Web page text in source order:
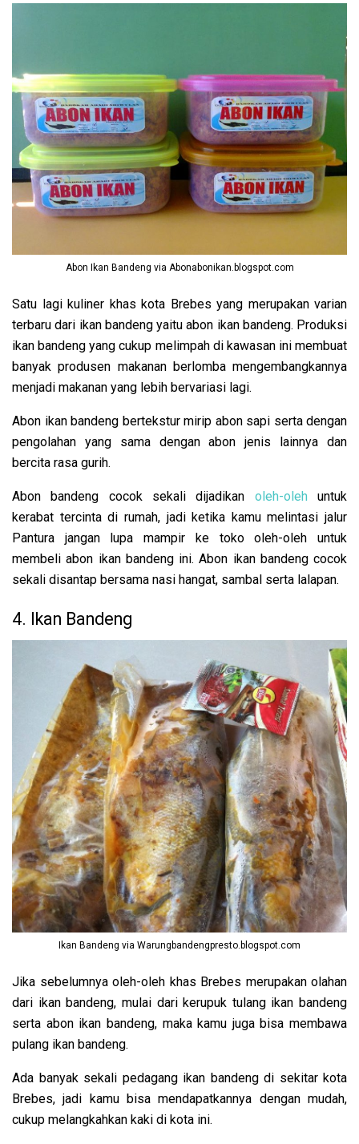
Abon Ikan Bandeng via Abonabonikan.blogspot.com
Satu lagi kuliner khas kota Brebes yang merupakan varian
terbaru dari ikan bandeng yaitu abon ikan bandeng. Produksi
ikan bandeng yang cukup melimpah di kawasan ini membuat
banyak produsen makanan berlomba mengembangkannya
menjadi makanan yang lebih bervariasi lagi.
Abon ikan bandeng bertekstur mirip abon sapi serta dengan
pengolahan yang sama dengan abon jenis lainnya dan
bercita rasa gurih.
Abon bandeng cocok sekali dijadikan oleh-oleh untuk
kerabat tercinta di rumah, jadi ketika kamu melintasi jalur
Pantura jangan lupa mampir ke toko oleh-oleh untuk
membeli abon ikan bandeng ini. Abon ikan bandeng cocok
sekali disantap bersama nasi hangat, sambal serta lalapan.
4. Ikan Bandeng
Ikan Bandeng via Warungbandengpresto.blogspot.com
Jika sebelumnya oleh-oleh khas Brebes merupakan olahan
dari ikan bandeng, mulai dari kerupuk tulang ikan bandeng
serta abon ikan bandeng, maka kamu juga bisa membawa
pulang ikan bandeng.
Ada banyak sekali pedagang ikan bandeng di sekitar kota
Brebes, jadi kamu bisa mendapatkannya dengan mudah,
cukup melangkahkan kaki di kota ini.